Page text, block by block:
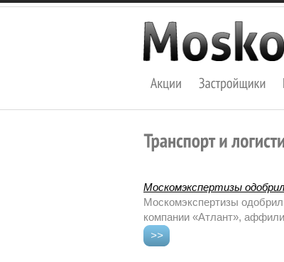
Москомэкспертизы
Москомэкспертизы одобрил
компании «Атлант»,
>>